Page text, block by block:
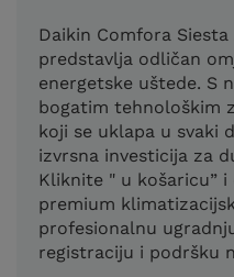
Daikin Comfora Siesta
predstavlja odličan
energetske uštede. S
bogatim tehnološkim
koji se uklapa u svaki
izvrsna investicija za
Kliknite " u košaricu” i
premium
profesionalnu
registraciju i podršku